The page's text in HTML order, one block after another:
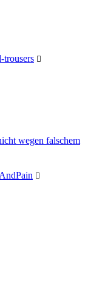
trousers
wegen falschem